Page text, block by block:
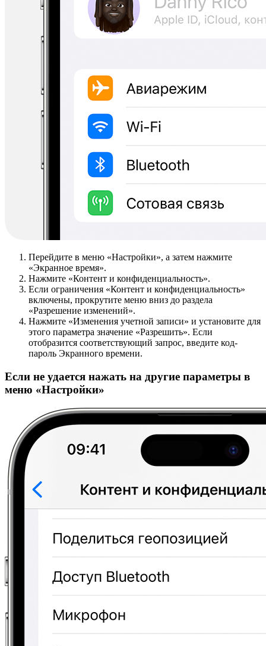
Перейдите в меню «Настройки», а затем нажмите
«Экранное время».
Нажмите «Контент и конфиденциальность».
Если ограничения «Контент и конфиденциальность»
включены, прокрутите меню вниз до раздела
«Разрешение изменений».
Нажмите «Изменения учетной записи» и установите для
этого параметра значение «Разрешить». Если
отобразится соответствующий запрос, введите код-
пароль Экранного времени.
Если не удается нажать на другие параметры в
меню «Настройки»